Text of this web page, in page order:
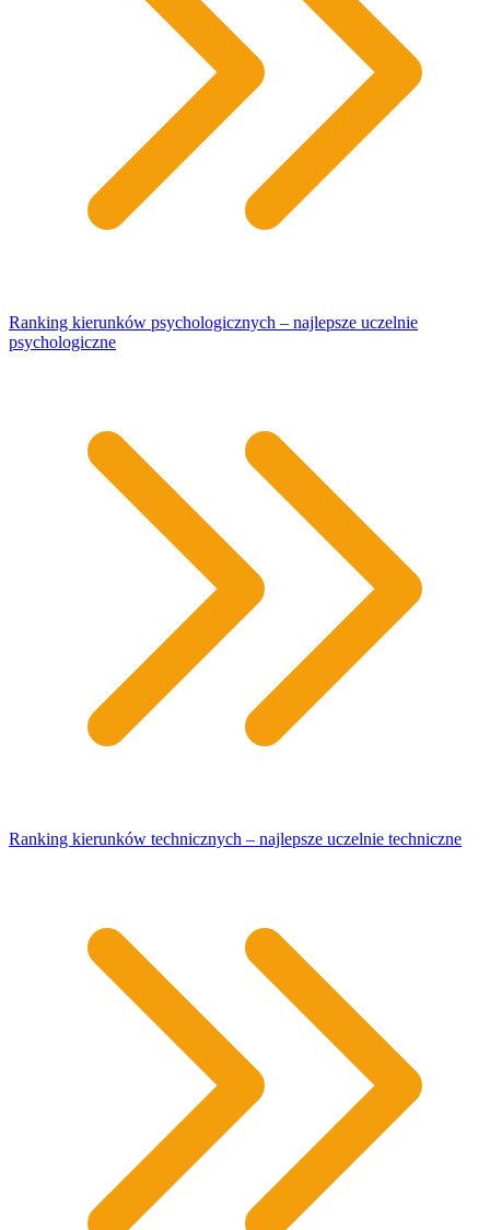
Ranking kierunków psychologicznych – najlepsze uczelnie
psychologiczne
Ranking kierunków technicznych – najlepsze uczelnie techniczne